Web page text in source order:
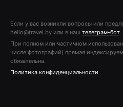
Если у вас возникли вопросы или
hello@travel.by или в наш телеграм-бот.
При полном или частичном
числе фотографий) прямая
обязательна.
Политика конфиденциальности